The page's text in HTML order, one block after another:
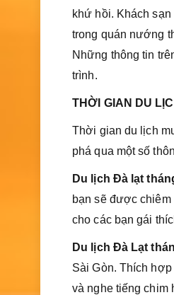
khứ hồi. Khách
trong quán nướng
Những thông tin
trình.
THỜI GIAN DU
Thời gian du lịch
phá qua một số
Du lịch Đà lạt
bạn sẽ được
cho các bạn gái
Du lịch Đà Lạt
Sài Gòn. Thích
và nghe tiếng chim